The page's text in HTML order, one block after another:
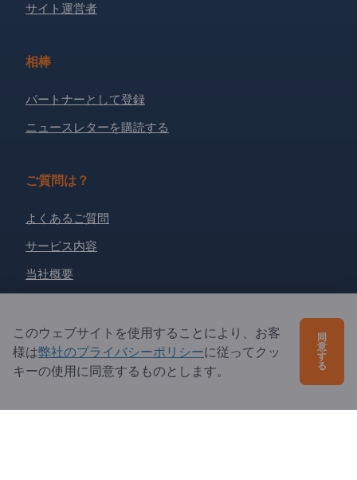
サイト運営者
相棒
パートナーとして登録
ニュースレターを購読する
ご質問は？
よくあるご質問
サービス内容
当社概要
Exportpages International Network
Exportpages International GmbH
このウェブサイトを使用することにより、お客
様は弊社のプライバシーポリシーに従ってクッ
キーの使用に同意するものとします。
同
意
す
る